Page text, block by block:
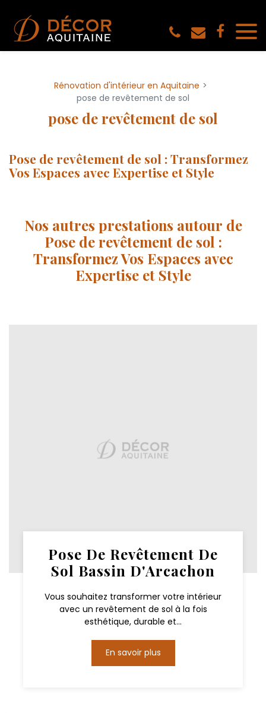
Rénovation d'intérieur en Aquitaine
pose de revêtement de sol
pose de revêtement de sol
Pose de revêtement de sol : Transformez
Vos Espaces avec Expertise et Style
Nos autres prestations autour de
Pose de revêtement de sol :
Transformez Vos Espaces avec
Expertise et Style
Pose De Revêtement De
Sol Bassin D'Arcachon
Vous souhaitez transformer votre intérieur
avec un revêtement de sol à la fois
esthétique, durable et...
En savoir plus